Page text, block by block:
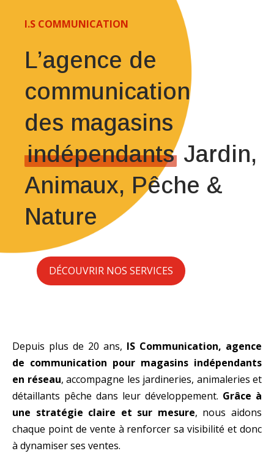
I.S COMMUNICATION
L’agence de
communication
des magasins
indépendants Jardin,
Animaux, Pêche &
Nature
DÉCOUVRIR NOS SERVICES
Depuis plus de 20 ans, IS Communication, agence
de communication pour magasins indépendants
en réseau, accompagne les jardineries, animaleries et
détaillants pêche dans leur développement. Grâce à
une stratégie claire et sur mesure, nous aidons
chaque point de vente à renforcer sa visibilité et donc
à dynamiser ses ventes.